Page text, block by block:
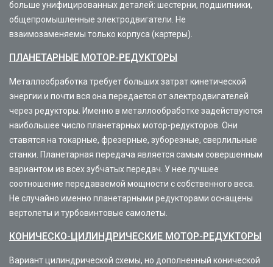
больше унифицированных деталей: шестерни, подшипники,
общепромышленные электродвигатели. Не
взаимозаменяемы только корпуса (картеры).
ПЛАНЕТАРНЫЕ МОТОР-РЕДУКТОРЫ
Металлообработка требует больших затрат кинетической
энергии и почти вся она передается от электродвигателей
через редукторы. Именно в металлообработке задействуются
наибольшее число планетарных мотор-редукторов. Они
ставятся на токарные, фрезерные, зуборезные, сверлильные
станки. Планетарная передача является самым совершенным
вариантом из всех зубчатых передач. У нее лучшее
соотношение передаваемой мощности с собственного веса.
Не случайно именно планетарными редукторами оснащены
вертолеты и турбовинтовые самолеты.
КОНИЧЕСКО-ЦИЛИНДРИЧЕСКИЕ МОТОР-РЕДУКТОРЫ
Вариант цилиндрической схемы, но дополненный конической